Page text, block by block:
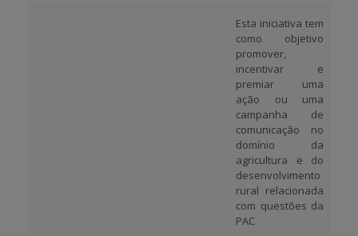
Esta iniciativa tem
como objetivo
promover,
incentivar e
premiar uma
ação ou uma
campanha de
comunicação no
domínio da
agricultura e do
desenvolvimento
rural relacionada
com questões da
PAC.